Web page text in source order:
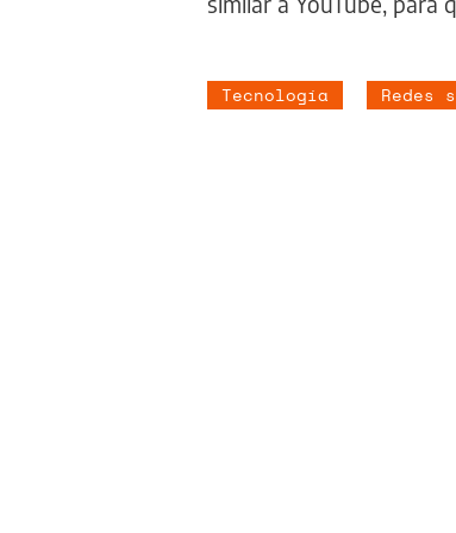
Tecnología Redes